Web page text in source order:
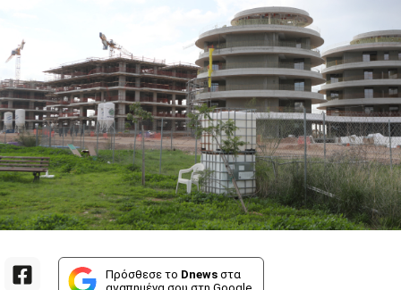
Πρόσθεσε το Dnews στα